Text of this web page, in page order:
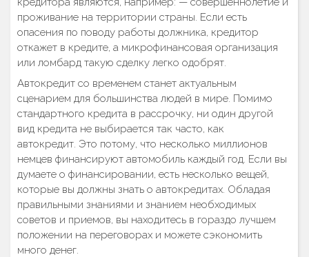
проживание на территории страны. Если есть
опасения по поводу работы должника, кредитор
откажет в кредите, а микрофинансовая организация
или ломбард такую сделку легко одобрят.
Автокредит со временем станет актуальным
сценарием для большинства людей в мире. Помимо
стандартного кредита в рассрочку, ни один другой
вид кредита не выбирается так часто, как
автокредит. Это потому, что несколько миллионов
немцев финансируют автомобиль каждый год. Если вы
думаете о финансировании, есть несколько вещей,
которые вы должны знать о автокредитах. Обладая
правильными знаниями и знанием необходимых
советов и приемов, вы находитесь в гораздо лучшем
положении на переговорах и можете сэкономить
много денег.